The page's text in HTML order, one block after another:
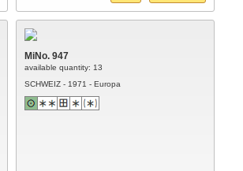
MiNo. 947
available quantity: 13
SCHWEIZ - 1971 - Europa